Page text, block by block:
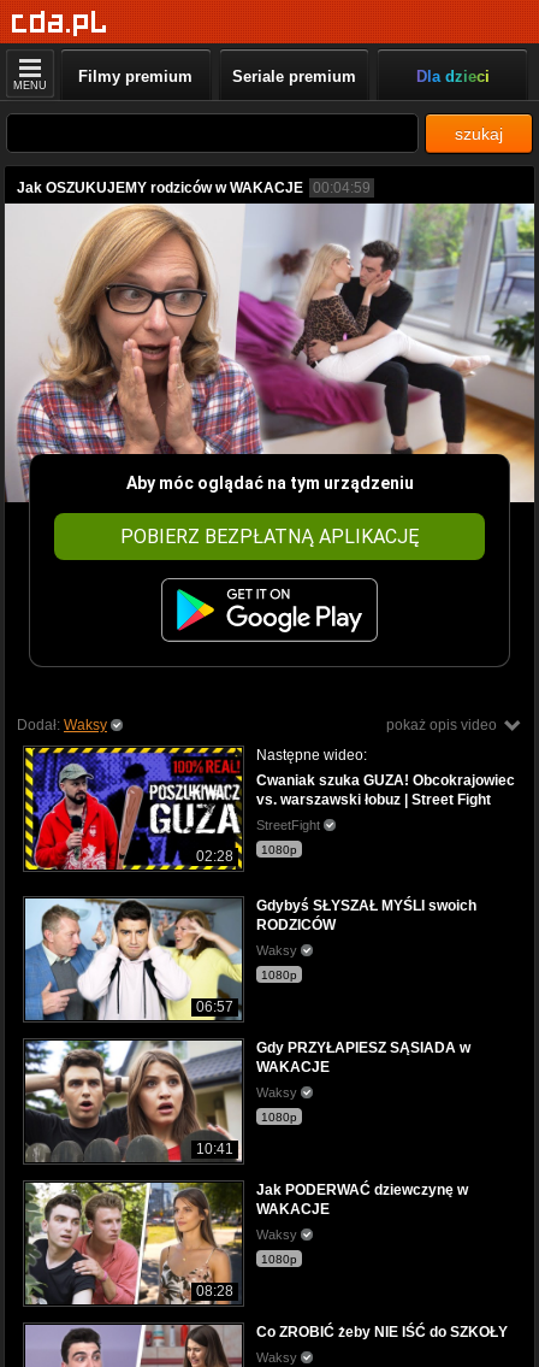
MENU Filmy premium Seriale premium Dla dzieci
szukaj
Jak OSZUKUJEMY rodziców w WAKACJE 00:04:59
Aby móc oglądać na tym urządzeniu
POBIERZ BEZPŁATNĄ APLIKACJĘ
pokaż opis video
Dodał: Waksy
02:28
Następne wideo:
Cwaniak szuka GUZA! Obcokrajowiec
vs. warszawski łobuz | Street Fight
StreetFight
1080p
06:57
Gdybyś SŁYSZAŁ MYŚLI swoich
RODZICÓW
Waksy
1080p
10:41
Gdy PRZYŁAPIESZ SĄSIADA w
WAKACJE
Waksy
1080p
08:28
Jak PODERWAĆ dziewczynę w
WAKACJE
Waksy
1080p
Co ZROBIĆ żeby NIE IŚĆ do SZKOŁY
Waksy